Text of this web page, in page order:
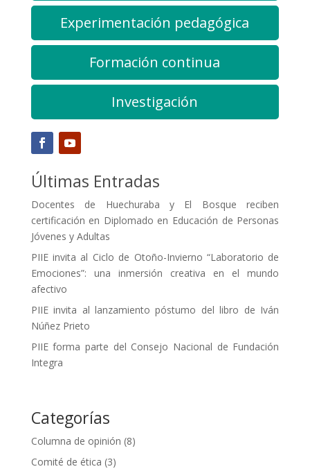
Experimentación pedagógica
Formación continua
Investigación
Últimas Entradas
Docentes de Huechuraba y El Bosque reciben
certificación en Diplomado en Educación de Personas
Jóvenes y Adultas
PIIE invita al Ciclo de Otoño-Invierno “Laboratorio de
Emociones”: una inmersión creativa en el mundo
afectivo
PIIE invita al lanzamiento póstumo del libro de Iván
Núñez Prieto
PIIE forma parte del Consejo Nacional de Fundación
Integra
Categorías
Columna de opinión (8)
Comité de ética (3)